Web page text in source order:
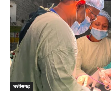
छत्तीसगढ़